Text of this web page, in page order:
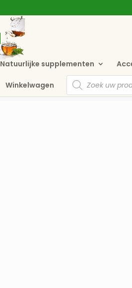
Natuurlijke supplementen
Winkelwagen
Producten
zoeken